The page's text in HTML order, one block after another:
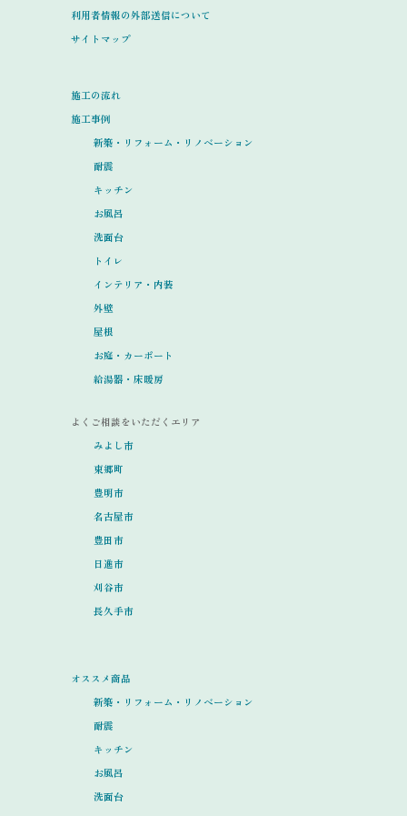
利用者情報の外部送信について
サイトマップ
施工の流れ
施工事例
新築・リフォーム・リノベーション
耐震
キッチン
お風呂
洗面台
トイレ
インテリア・内装
外壁
屋根
お庭・カーポート
給湯器・床暖房
よくご相談をいただくエリア
みよし市
東郷町
豊明市
名古屋市
豊田市
日進市
刈谷市
長久手市
オススメ商品
新築・リフォーム・リノベーション
耐震
キッチン
お風呂
洗面台